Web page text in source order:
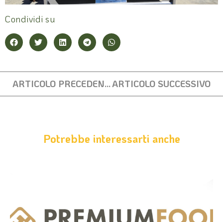
Condividi su
ARTICOLO PRECEDENTEARTICOLO SUCCESSIVO
Potrebbe interessarti anche